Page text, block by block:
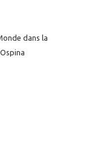
dans la